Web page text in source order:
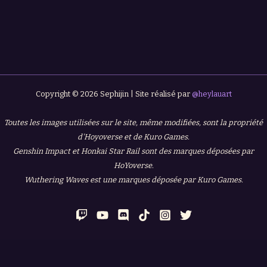
Copyright © 2026 Sephijin | Site réalisé par @heylauart
Toutes les images utilisées sur le site, même modifiées, sont la propriété
d'Hoyoverse et de Kuro Games.
Genshin Impact et Honkai Star Rail sont des marques déposées par
HoYoverse.
Wuthering Waves est une marques déposée par Kuro Games.